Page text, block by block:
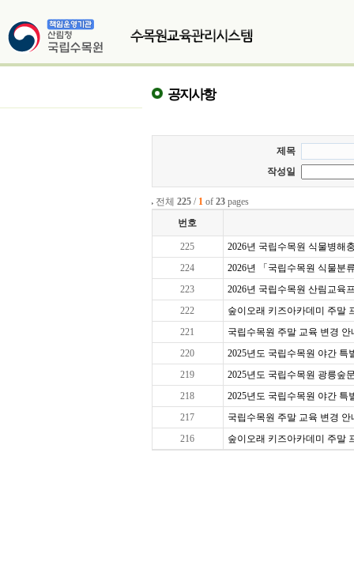
공지사항
제목
작성일
전체 225 / 1 of 23 pages
번호
225
2026년 국립수목원 식물병해
224
2026년 「국립수목원 식물분
223
2026년 국립수목원 산림교육
222
숲이오래 키즈아카데미 주말
221
국립수목원 주말 교육 변경 안
220
2025년도 국립수목원 야간 특
219
2025년도 국립수목원 광릉숲
218
2025년도 국립수목원 야간 특
217
국립수목원 주말 교육 변경
216
숲이오래 키즈아카데미 주말